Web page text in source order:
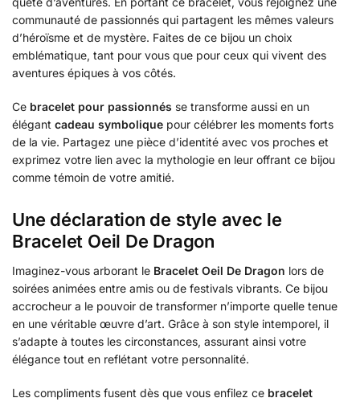
communauté de passionnés qui partagent les mêmes valeurs
d’héroïsme et de mystère. Faites de ce bijou un choix
emblématique, tant pour vous que pour ceux qui vivent des
aventures épiques à vos côtés.
Ce bracelet pour passionnés se transforme aussi en un
élégant cadeau symbolique pour célébrer les moments forts
de la vie. Partagez une pièce d’identité avec vos proches et
exprimez votre lien avec la mythologie en leur offrant ce bijou
comme témoin de votre amitié.
Une déclaration de style avec le
Bracelet Oeil De Dragon
Imaginez-vous arborant le Bracelet Oeil De Dragon lors de
soirées animées entre amis ou de festivals vibrants. Ce bijou
accrocheur a le pouvoir de transformer n’importe quelle tenue
en une véritable œuvre d’art. Grâce à son style intemporel, il
s’adapte à toutes les circonstances, assurant ainsi votre
élégance tout en reflétant votre personnalité.
Les compliments fusent dès que vous enfilez ce bracelet